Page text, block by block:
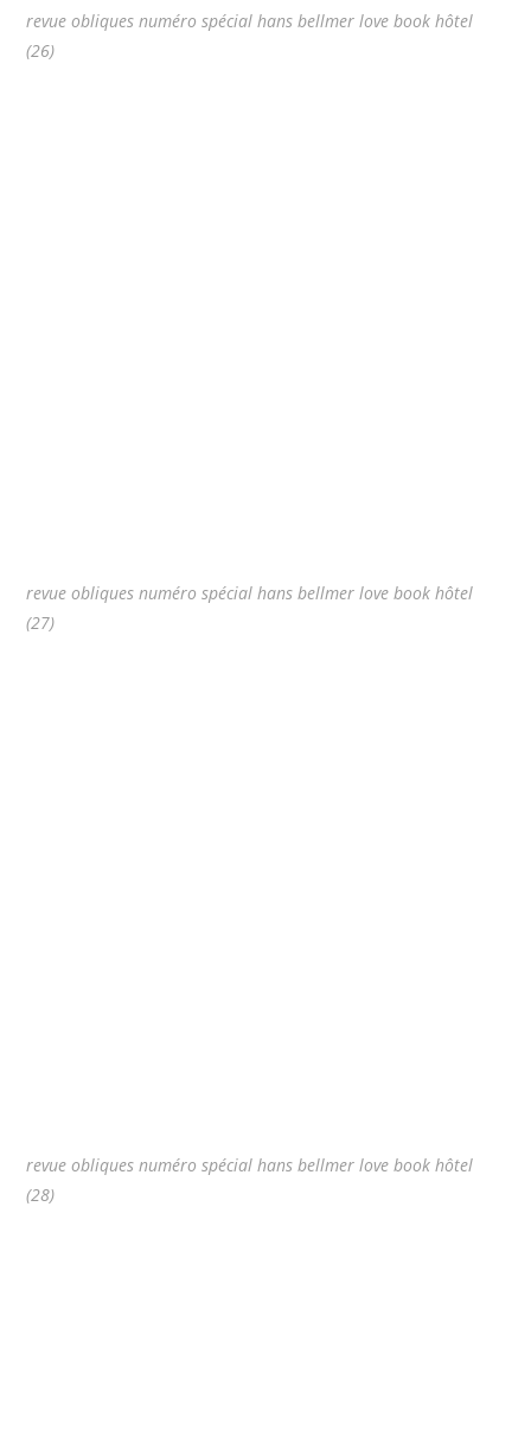
revue obliques numéro spécial hans bellmer love book hôtel
(26)
revue obliques numéro spécial hans bellmer love book hôtel
(27)
revue obliques numéro spécial hans bellmer love book hôtel
(28)